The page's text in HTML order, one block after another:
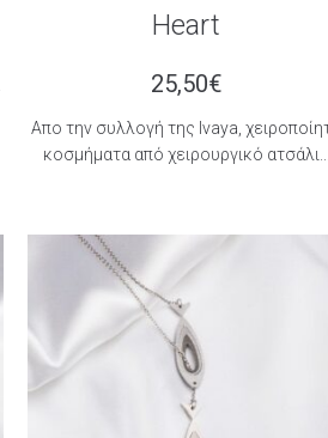
Heart
25,50€
Aπο την συλλογή της Ιvaya,
κοσμήματα από χειρουργικό ατσάλι...